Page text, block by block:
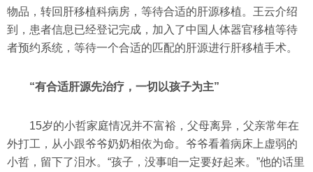
物品，转回肝移植科病房，等待合适的肝源移植。王云介绍
到，患者信息已经登记完成，加入了中国人体器官移植等待
者预约系统，等待一个合适的匹配的肝源进行肝移植手术。
“有合适肝源先治疗，一切以孩子为主”
15岁的小哲家庭情况并不富裕，父母离异，父亲常年在
外打工，从小跟爷爷奶奶相依为命。爷爷看着病床上虚弱的
小哲，留下了泪水。“孩子，没事咱一定要好起来。”他的话里